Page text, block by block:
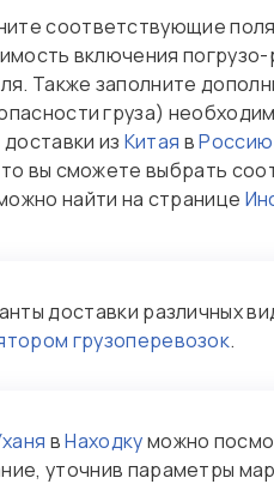
соответствующие
включения
Также заполните
груза)
из Китая вРоссию
вы сможете выбрать
найти на странице
доставки различных
грузоперевозок.
вНаходкуможно
уточнив параметры